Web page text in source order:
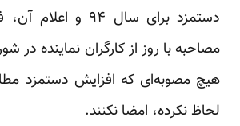
دستمزد برای سال ۹۴
مصاحبه با روز از کارگران نماینده در
هیچ مصوبه‌ای که افزایش دستمزد
لحاظ نکرده، امضا نکنند.